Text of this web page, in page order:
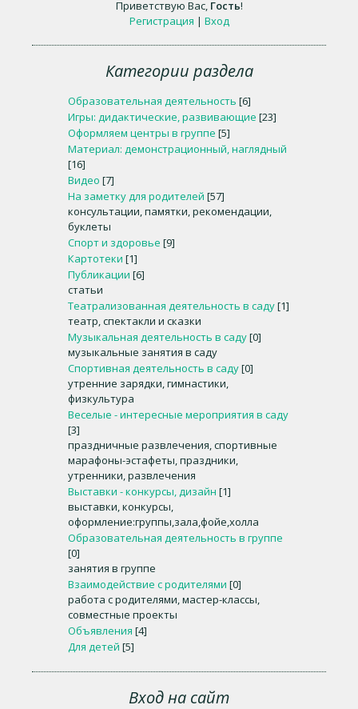
Приветствую Вас, Гость!
Регистрация | Вход
Категории раздела
Образовательная деятельность [6]
Игры: дидактические, развивающие [23]
Оформляем центры в группе [5]
Материал: демонстрационный, наглядный
[16]
Видео [7]
На заметку для родителей [57]
консультации, памятки, рекомендации,
буклеты
Спорт и здоровье [9]
Картотеки [1]
Публикации [6]
статьи
Театрализованная деятельность в саду[1]
театр, спектакли и сказки
Музыкальная деятельность в саду[0]
музыкальные занятия в саду
Спортивная деятельность в саду[0]
утренние зарядки, гимнастики,
физкультура
Веселые - интересные мероприятия в саду
[3]
праздничные развлечения, спортивные
марафоны-эстафеты, праздники,
утренники, развлечения
Выставки - конкурсы, дизайн [1]
выставки, конкурсы,
оформление:группы,зала,фойе,холла
Образовательная деятельность в группе
[0]
занятия в группе
Взаимодействие с родителями [0]
работа с родителями, мастер-классы,
совместные проекты
Объявления [4]
Для детей [5]
Вход на сайт